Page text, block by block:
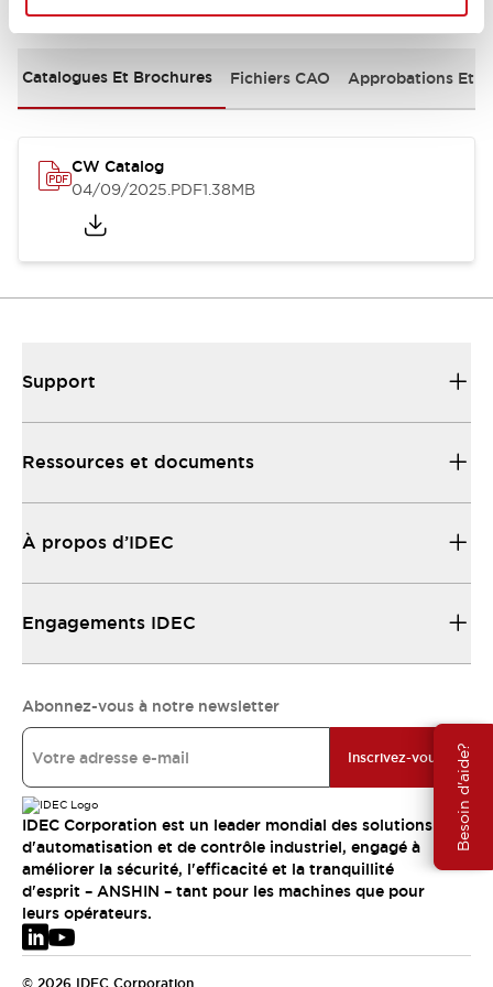
Besoin d'aide?
Catalogues Et Brochures Fichiers CAO Approbations Et
CW Catalog
04/09/2025.PDF1.38MB
Support
Ressources et documents
À propos d’IDEC
Engagements IDEC
Abonnez-vous à notre newsletter
Inscrivez-vous
IDEC Corporation est un leader mondial des solutions
d'automatisation et de contrôle industriel, engagé à
améliorer la sécurité, l'efficacité et la tranquillité
d'esprit – ANSHIN – tant pour les machines que pour
leurs opérateurs.